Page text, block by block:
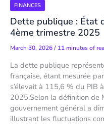
FINANCES
Dette publique : État
4ème trimestre 2025
March 30, 2026/ 11 minutes of
La dette publique
française, étant mesurée
s’élevait à 115,6 % du PIB
2025.Selon la définition de
gouvernement général a
illustrant les fluctuations